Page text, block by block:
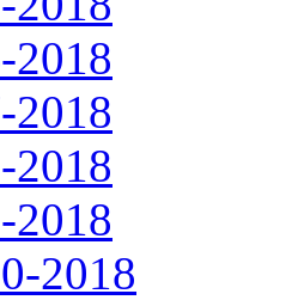
2018